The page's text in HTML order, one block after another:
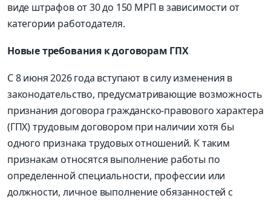
виде штрафов от 30 до 150 МРП в зависимости от
категории работодателя.
Новые требования к договорам ГПХ
С 8 июня 2026 года вступают в силу изменения в
законодательство, предусматривающие возможность
признания договора гражданско-правового характера
(ГПХ) трудовым договором при наличии хотя бы
одного признака трудовых отношений. К таким
признакам относятся выполнение работы по
определенной специальности, профессии или
должности, личное выполнение обязанностей с